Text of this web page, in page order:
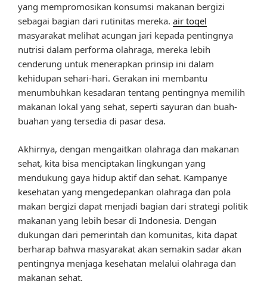
yang mempromosikan konsumsi makanan bergizi
sebagai bagian dari rutinitas mereka. air togel
masyarakat melihat acungan jari kepada pentingnya
nutrisi dalam performa olahraga, mereka lebih
cenderung untuk menerapkan prinsip ini dalam
kehidupan sehari-hari. Gerakan ini membantu
menumbuhkan kesadaran tentang pentingnya memilih
makanan lokal yang sehat, seperti sayuran dan buah-
buahan yang tersedia di pasar desa.
Akhirnya, dengan mengaitkan olahraga dan makanan
sehat, kita bisa menciptakan lingkungan yang
mendukung gaya hidup aktif dan sehat. Kampanye
kesehatan yang mengedepankan olahraga dan pola
makan bergizi dapat menjadi bagian dari strategi politik
makanan yang lebih besar di Indonesia. Dengan
dukungan dari pemerintah dan komunitas, kita dapat
berharap bahwa masyarakat akan semakin sadar akan
pentingnya menjaga kesehatan melalui olahraga dan
makanan sehat.